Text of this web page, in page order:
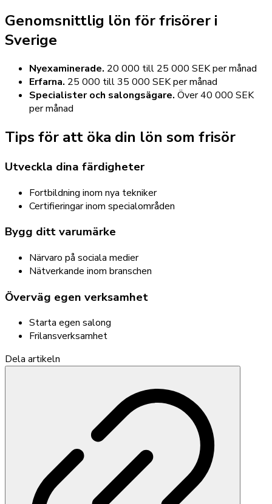
Genomsnittlig lön för frisörer i
Sverige
Nyexaminerade. 20 000 till 25 000 SEK per månad
Erfarna. 25 000 till 35 000 SEK per månad
Specialister och salongsägare. Över 40 000 SEK
per månad
Tips för att öka din lön som frisör
Utveckla dina färdigheter
Fortbildning inom nya tekniker
Certifieringar inom specialområden
Bygg ditt varumärke
Närvaro på sociala medier
Nätverkande inom branschen
Överväg egen verksamhet
Starta egen salong
Frilansverksamhet
Dela artikeln